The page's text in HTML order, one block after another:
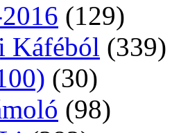
(129)
Káféból (339)
(30)
(98)